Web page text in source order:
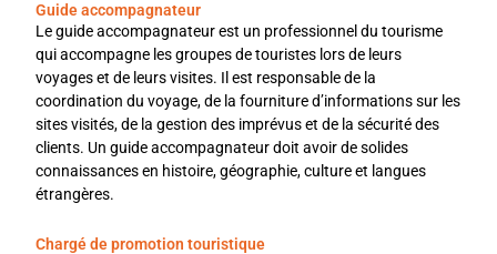
Guide accompagnateur
Le guide accompagnateur est un professionnel du tourisme
qui accompagne les groupes de touristes lors de leurs
voyages et de leurs visites. Il est responsable de la
coordination du voyage, de la fourniture d’informations sur les
sites visités, de la gestion des imprévus et de la sécurité des
clients. Un guide accompagnateur doit avoir de solides
connaissances en histoire, géographie, culture et langues
étrangères.
Chargé de promotion touristique